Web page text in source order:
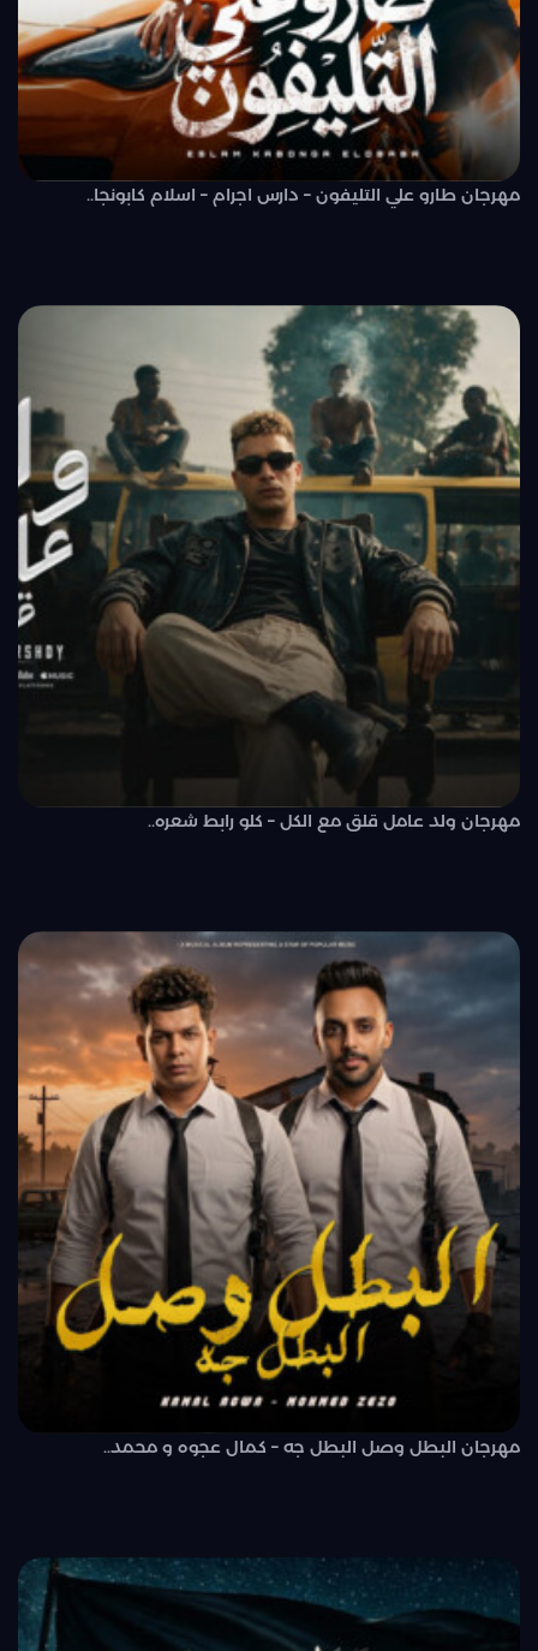
مهرجان طارو علي التليفون – دارس اجرام – اسلام كابونجا..
مهرجان ولد عامل قلق مع الكل – كلو رابط شعره..
مهرجان البطل وصل البطل جه – كمال عجوه و محمد..